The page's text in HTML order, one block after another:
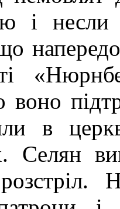
і несли
воно
в
Селян